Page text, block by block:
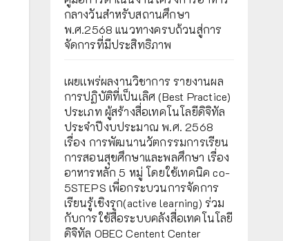
กลางวันสำหรับสถานศึกษา
พ.ศ.2568 แนวทางครบถ้วนสู่การ
จัดการที่มีประสิทธิภาพ
เผยเเพร่ผลงานวิชาการ รายงานผล
การปฏิบัติที่เป็นเลิศ (Best Practice)
ประเภท ผู้สร้างสื่อเทคโนโลยีดิจิทัล
ประจำปีงบประมาณ พ.ศ. 2568
เรื่อง การพัฒนานวัตกรรมการเรียน
การสอนสุขศึกษาและพลศึกษา เรื่อง
อาหารหลัก 5 หมู่ โดยใช้เทคนิค co-
5STEPS เพื่อกระบวนการจัดการ
เรียนรู้เชิงรุก(active learning) ร่วม
กับการใช้สื่อระบบคลังสื่อเทคโนโลยี
ดิจิทัล OBEC Centent Center